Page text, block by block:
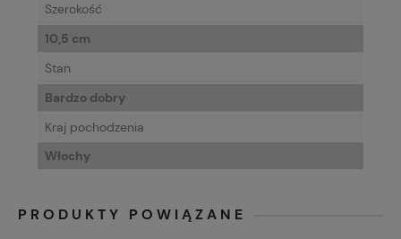
Szerokość
10,5 cm
Stan
Bardzo dobry
Kraj pochodzenia
Włochy
PRODUKTY POWIĄZANE